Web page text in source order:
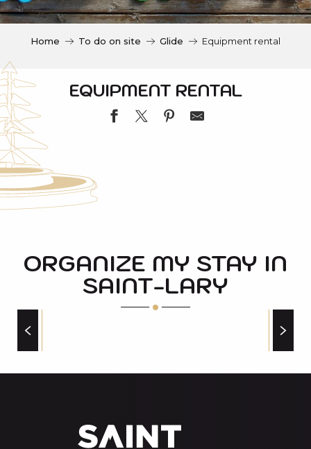
i
l
Home To do on site Glide Equipment rental
EQUIPMENT RENTAL
EKOSPORT ( SKIPLUS )
RIEDEL SPORTS
INTERSPORT PIC LUMIERE
INTERSKI
ACA INTERSPORT VILLAGE-DÉPART
T NO LIMIT
ACA INTERSPORT SAINT LARY 1700-SORTIE
ORGANIZE MY STAY IN
SAINT-LARY